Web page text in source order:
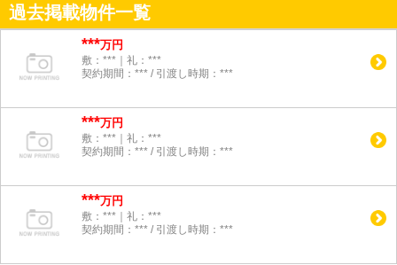
過去掲載物件一覧
***万円
敷：***｜礼：***
契約期間：*** / 引渡し時期：***
***万円
敷：***｜礼：***
契約期間：*** / 引渡し時期：***
***万円
敷：***｜礼：***
契約期間：*** / 引渡し時期：***